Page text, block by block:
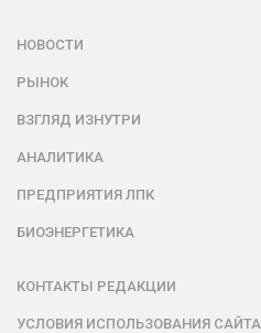
НОВОСТИ
РЫНОК
ВЗГЛЯД ИЗНУТРИ
АНАЛИТИКА
ПРЕДПРИЯТИЯ ЛПК
БИОЭНЕРГЕТИКА
КОНТАКТЫ РЕДАКЦИИ
УСЛОВИЯ ИСПОЛЬЗОВАНИЯ САЙТА